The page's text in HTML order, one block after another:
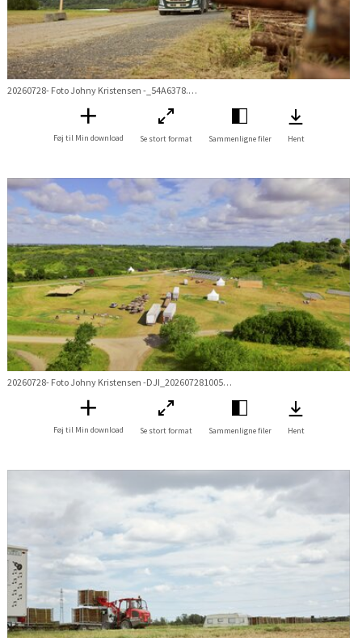
20260728- Foto Johny Kristensen -_54A6378.jpg
Føj til Min download Se stort format Sammenligne filer Hent
20260728- Foto Johny Kristensen -DJI_20260728100537_0223_D.jpg
Føj til Min download Se stort format Sammenligne filer Hent